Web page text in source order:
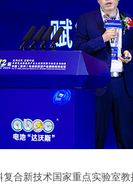
复合新技术国家重点实验室